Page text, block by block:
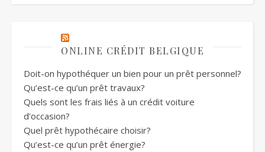
ONLINE CRÉDIT BELGIQUE
Doit-on hypothéquer un bien pour un prêt personnel?
Qu’est-ce qu’un prêt travaux?
Quels sont les frais liés à un crédit voiture
d’occasion?
Quel prêt hypothécaire choisir?
Qu’est-ce qu’un prêt énergie?